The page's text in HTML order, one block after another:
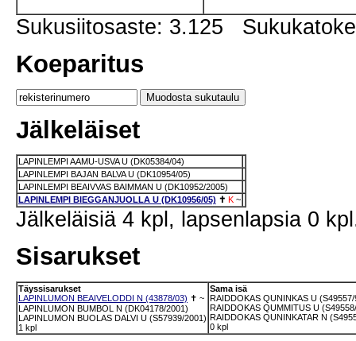
Sukusiitosaste: 3.125
Koeparitus
Jälkeläiset
LAPINLEMPI AAMU-USVA U (DK05384/04)
LAPINLEMPI BAJAN BALVA U (DK10954/05)
LAPINLEMPI BEAIVVAS BAIMMAN U (DK10952/2005)
LAPINLEMPI BIEGGANJUOLLA U (DK10956/05) ✝ K ~
Jälkeläisiä 4 kpl, lapsenlapsia 0
Sisarukset
Täyssisarukset
LAPINLUMON BEAIVELODDI N (43878/03) ✝ ~
LAPINLUMON BUMBOL N (DK04178/2001)
LAPINLUMON BUOLAS DALVI U (S57939/2001)
1 kpl
Sama isä
RAIDDOKAS QUNINKAS U
RAIDDOKAS QUMMITUS U
RAIDDOKAS QUNINKATAR N
0 kpl